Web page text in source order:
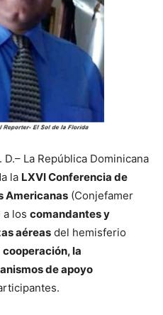
D.– La República Dominicana
la LXVI Conferencia de
Americanas (Conjefamer
los comandantes y
aéreas del hemisferio
cooperación, la
de apoyo